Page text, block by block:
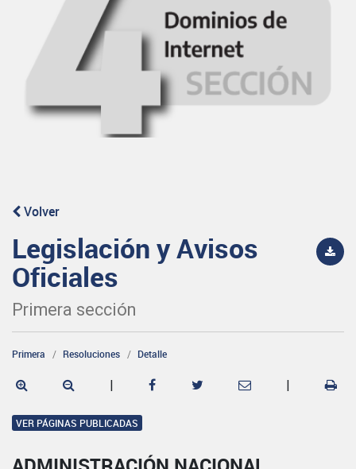
Volver
Legislación y Avisos
Oficiales
Primera sección
Primera Resoluciones Detalle
| |
VER PÁGINAS PUBLICADAS